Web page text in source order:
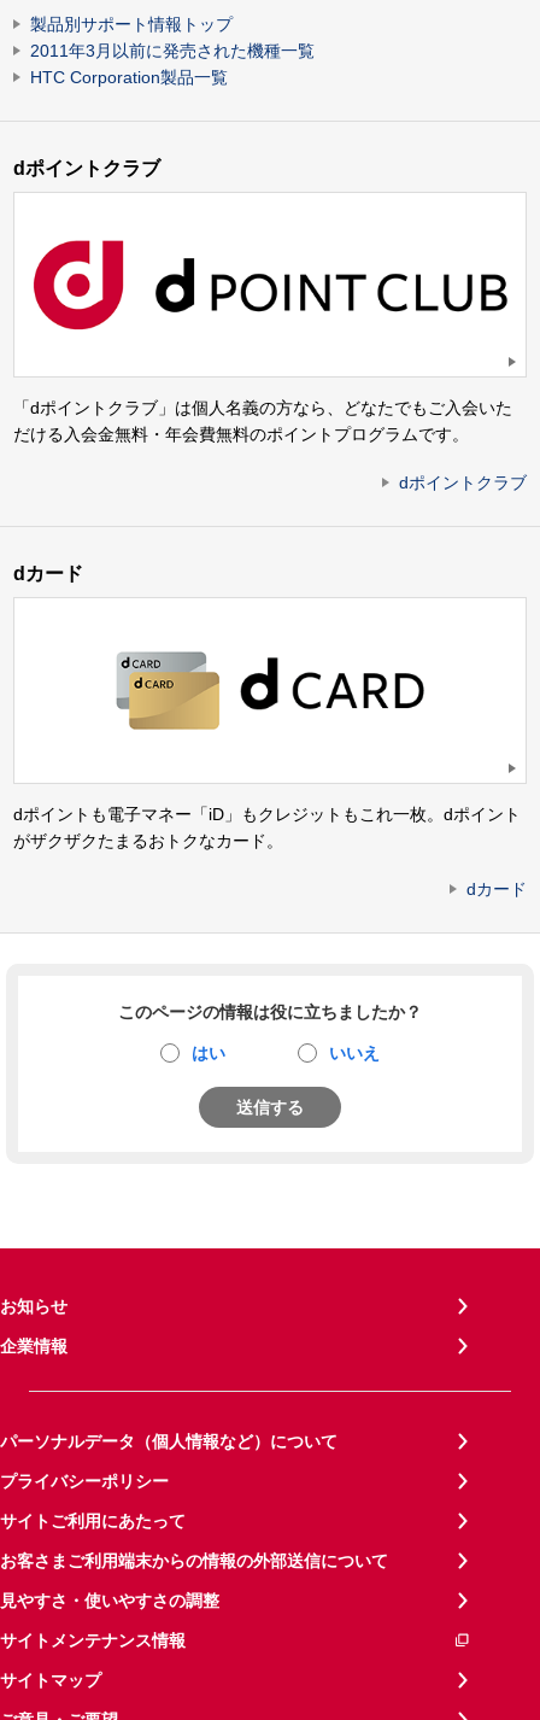
製品別サポート情報トップ
2011年3月以前に発売された機種一覧
HTC Corporation製品一覧
dポイントクラブ
「dポイントクラブ」は個人名義の方なら、どなたでもご入会いた
だける入会金無料・年会費無料のポイントプログラムです。
dポイントクラブ
dカード
dポイントも電子マネー「iD」もクレジットもこれ一枚。dポイント
がザクザクたまるおトクなカード。
dカード
このページの情報は役に立ちましたか？
はい いいえ
送信する
お知らせ
企業情報
パーソナルデータ（個人情報など）について
プライバシーポリシー
サイトご利用にあたって
お客さまご利用端末からの情報の外部送信について
見やすさ・使いやすさの調整
サイトメンテナンス情報
サイトマップ